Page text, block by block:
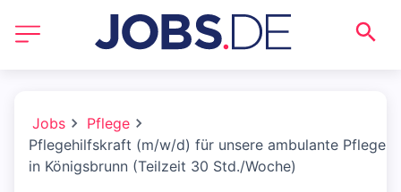
Jobs
Pflege
Pflegehilfskraft (m/w/d) für unsere ambulante Pflege
in Königsbrunn (Teilzeit 30 Std./Woche)